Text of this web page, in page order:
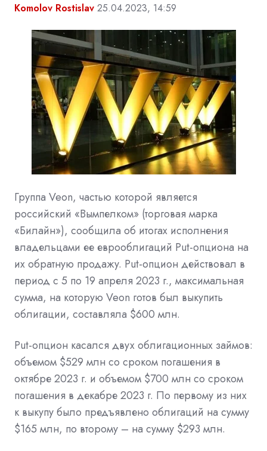
Komolov Rostislav 25.04.2023, 14:59
Группа Veon, частью которой является
российский «Вымпелком» (торговая марка
«Билайн»), сообщила об итогах исполнения
владельцами ее еврооблигаций Put-опциона на
их обратную продажу. Put-опцион действовал в
период с 5 по 19 апреля 2023 г., максимальная
сумма, на которую Veon готов был выкупить
облигации, составляла $600 млн.
Put-опцион касался двух облигационных займов:
объемом $529 млн со сроком погашения в
октябре 2023 г. и объемом $700 млн со сроком
погашения в декабре 2023 г. По первому из них
к выкупу было предъявлено облигаций на сумму
$165 млн, по второму – на сумму $293 млн.